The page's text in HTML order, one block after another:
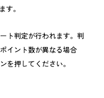
す。
ト判定が行われます。判
イント数が異なる場合
を押してください。